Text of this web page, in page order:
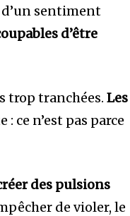
d’un sentiment
d’être
trop tranchées. Les
ce n’est pas parce
des pulsions
de violer, le